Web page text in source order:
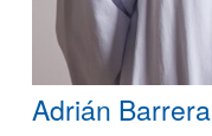
Adrián Barrera